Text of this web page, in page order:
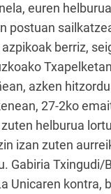
euren
postuan
berriz,
azken
27-2ko
helburua
izan zuten
Gabiria Txingudi/
Unicaren kontra,